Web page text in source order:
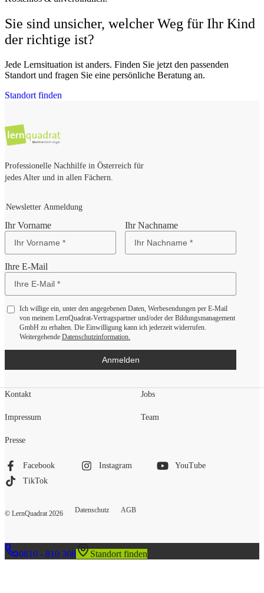
Sie sind unsicher, welcher Weg für Ihr Kind
der richtige ist?
Jede Lernsituation ist anders. Finden Sie jetzt den passenden
Standort und fragen Sie eine persönliche Beratung an.
Standort finden
Professionelle Nachhilfe in Österreich für
jedes Alter und in allen Fächern.
Newsletter Anmeldung
Ihr Vorname Ihr Nachname
Ihre E-Mail
Ich willige ein, unter den angegebenen Daten, Werbesendungen per E-Mail
von meinem LernQuadrat-Vertragspartner und/oder der Bildungsmanagement
GmbH zu erhalten. Die Einwilligung kann ich jederzeit widerrufen.
Weitergehende Datenschutzinformation.
Anmelden
Kontakt
Impressum
Presse
Jobs
Team
Facebook Instagram
YouTube
TikTok
© LernQuadrat 2026 Datenschutz AGB
0810 - 810 308 Standort finden